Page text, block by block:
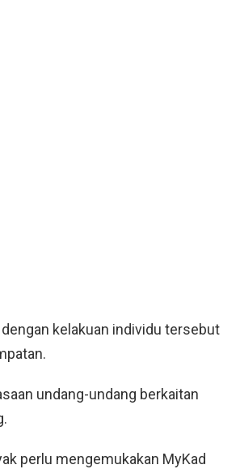
kelakuan individu tersebut
undang-undang berkaitan
perlu mengemukakan MyKad